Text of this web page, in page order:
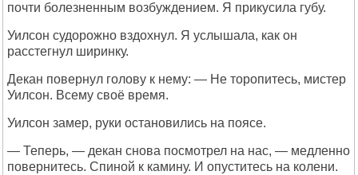
почти болезненным возбуждением. Я прикусила губу.
Уилсон судорожно вздохнул. Я услышала, как он
расстегнул ширинку.
Декан повернул голову к нему: — Не торопитесь, мистер
Уилсон. Всему своё время.
Уилсон замер, руки остановились на поясе.
— Теперь, — декан снова посмотрел на нас, — медленно
повернитесь. Спиной к камину. И опуститесь на колени.